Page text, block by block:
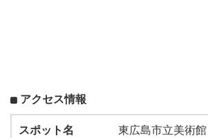
アクセス情報
スポット名
東広島市立美術館